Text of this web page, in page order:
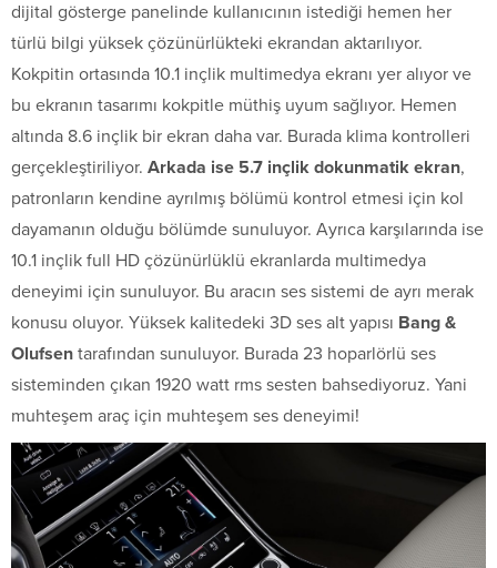
dijital gösterge panelinde kullanıcının istediği hemen her
türlü bilgi yüksek çözünürlükteki ekrandan aktarılıyor.
Kokpitin ortasında 10.1 inçlik multimedya ekranı yer alıyor ve
bu ekranın tasarımı kokpitle müthiş uyum sağlıyor. Hemen
altında 8.6 inçlik bir ekran daha var. Burada klima kontrolleri
gerçekleştiriliyor. Arkada ise 5.7 inçlik dokunmatik ekran,
patronların kendine ayrılmış bölümü kontrol etmesi için kol
dayamanın olduğu bölümde sunuluyor. Ayrıca karşılarında ise
10.1 inçlik full HD çözünürlüklü ekranlarda multimedya
deneyimi için sunuluyor. Bu aracın ses sistemi de ayrı merak
konusu oluyor. Yüksek kalitedeki 3D ses alt yapısı Bang &
Olufsen tarafından sunuluyor. Burada 23 hoparlörlü ses
sisteminden çıkan 1920 watt rms sesten bahsediyoruz. Yani
muhteşem araç için muhteşem ses deneyimi!